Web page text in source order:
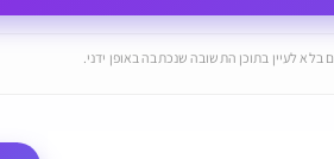
לעיין בתוכן התשובה שנכתבה באופן ידני.